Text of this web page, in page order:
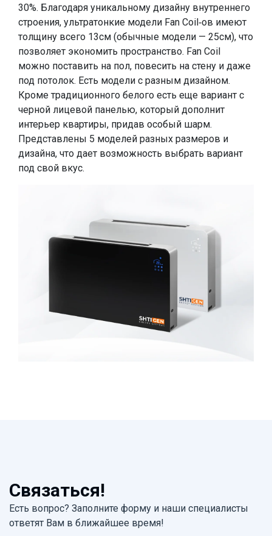
30%. Благодаря уникальному дизайну внутреннего
строения, ультратонкие модели Fan Coil-ов имеют
толщину всего 13см (обычные модели — 25см), что
позволяет экономить пространство. Fan Coil
можно поставить на пол, повесить на стену и даже
под потолок. Есть модели с разным дизайном.
Кроме традиционного белого есть еще вариант с
черной лицевой панелью, который дополнит
интерьер квартиры, придав особый шарм.
Представлены 5 моделей разных размеров и
дизайна, что дает возможность выбрать вариант
под свой вкус.
Связаться!
Есть вопрос? Заполните форму и наши специалисты
ответят Вам в ближайшее время!